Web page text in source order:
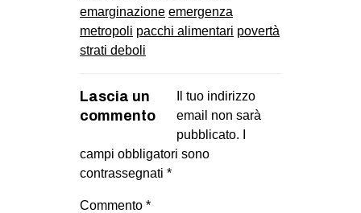
emarginazione emergenza
metropoli pacchi alimentari povertà
strati deboli
Lascia un
commento
Il tuo indirizzo
email non sarà
pubblicato.
campi obbligatori sono
contrassegnati *
Commento *